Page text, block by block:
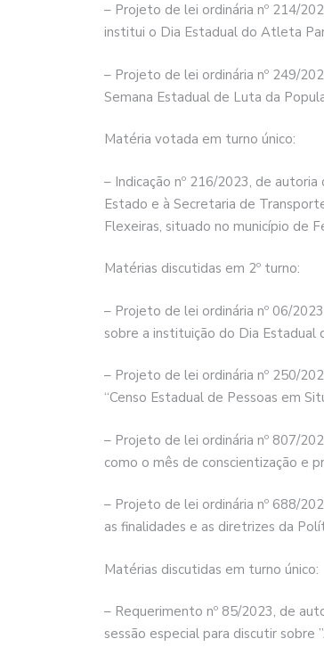
– Projeto de lei ordinária nº 214/
institui o Dia Estadual do Atleta
– Projeto de lei ordinária nº 249/
Semana Estadual de Luta da
Matéria votada em turno único:
– Indicação nº 216/2023, de
Estado e à Secretaria de
Flexeiras, situado no município de
Matérias discutidas em 2º turno:
– Projeto de lei ordinária nº 06/
sobre a instituição do Dia Estadual
– Projeto de lei ordinária nº 250/
“Censo Estadual de Pessoas em
– Projeto de lei ordinária nº 807/
como o mês de conscientização e
– Projeto de lei ordinária nº 688/
as finalidades e as diretrizes da
Matérias discutidas em turno único:
– Requerimento nº 85/2023, de
sessão especial para discutir sobre